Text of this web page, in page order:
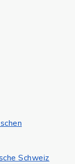
Schweiz